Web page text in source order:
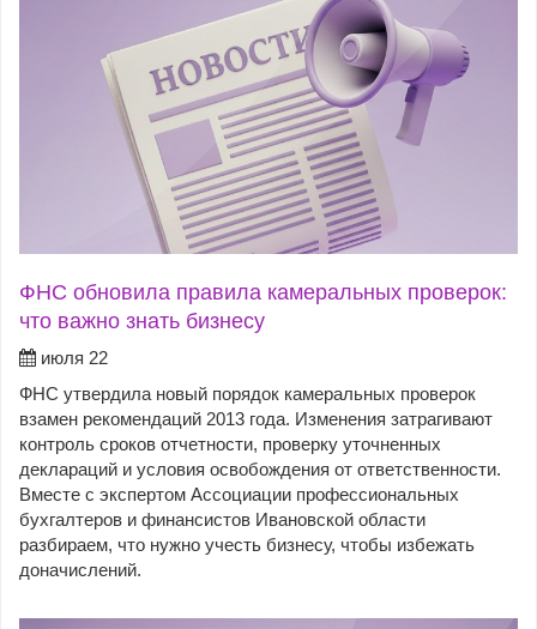
ФНС обновила правила камеральных проверок:
что важно знать бизнесу
июля 22
ФНС утвердила новый порядок камеральных проверок
взамен рекомендаций 2013 года. Изменения затрагивают
контроль сроков отчетности, проверку уточненных
деклараций и условия освобождения от ответственности.
Вместе с экспертом Ассоциации профессиональных
бухгалтеров и финансистов Ивановской области
разбираем, что нужно учесть бизнесу, чтобы избежать
доначислений.